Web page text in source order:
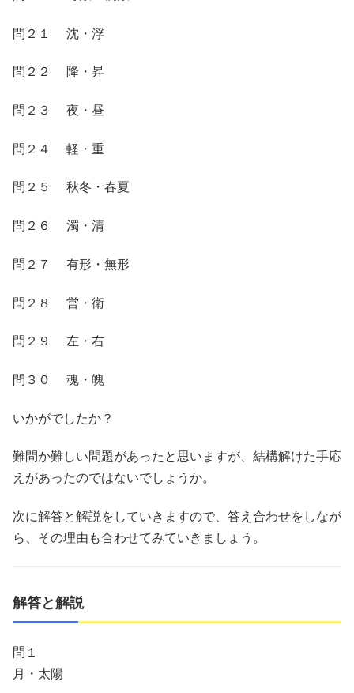
問２１ 沈・浮
問２２ 降・昇
問２３ 夜・昼
問２４ 軽・重
問２５ 秋冬・春夏
問２６ 濁・清
問２７ 有形・無形
問２８ 営・衛
問２９ 左・右
問３０ 魂・魄
いかがでしたか？
難問か難しい問題があったと思いますが、結構解けた手応
えがあったのではないでしょうか。
次に解答と解説をしていきますので、答え合わせをしなが
ら、その理由も合わせてみていきましょう。
解答と解説
問１
月・太陽